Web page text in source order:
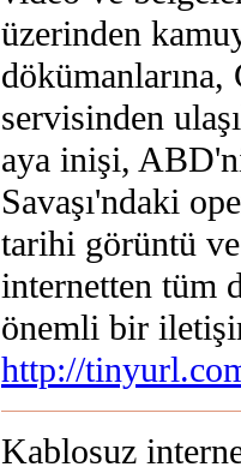
üzerinden
servisinden
aya inişi,
Savaşı'ndaki
tarihi görüntü
internetten tüm
önemli bir
http://
Kablosuz